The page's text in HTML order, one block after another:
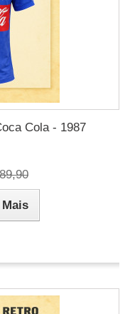
Cola - 1987
Mais